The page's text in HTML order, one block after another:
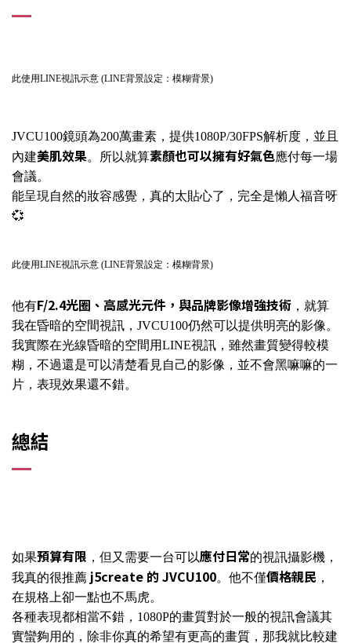
此使用LINE視訊示意 (LINE背景設定：模糊背景)
JVCU100鏡頭為200萬畫素，提供1080P/30FPS解析度，並且
內建美肌效果。所以就算素顏也可以擁有好氣色應付每一場
會議。
能呈現自然的妝容感覺，真的太貼心了，完全是懶人福音呀
💞
此使用LINE視訊示意 (LINE背景設定：模糊背景)
他有F/2.4光圈、高感光元件，與品牌影像增強技術 ，就算
我在昏暗的空間視訊，JVCU100仍然可以提供明亮的影像。
我實際在光線昏暗的空間用LINE視訊，雖然畫質變得較模
糊，不過還是可以清楚看見自己的影像，並不會黑嘛嘛的一
片，表現效果還不錯。
總結
如果預算有限 ，但又需要一台可以應付日常的視訊攝影機，
我真的很推薦 j5create 的 JVCU100。他不僅價格親民 ，
在規格上卻一點也不馬虎。
各種表現都相當不錯，1080P的畫質對於一般的視訊會議其
實蠻夠用的，除非你真的希望有更高的畫質，那我就比較建